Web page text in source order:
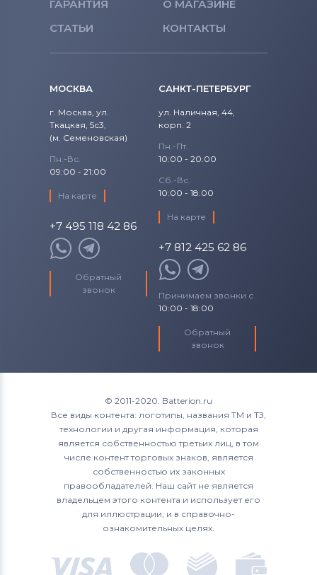
ГАРАНТИЯ
О МАГАЗИНЕ
СТАТЬИ
КОНТАКТЫ
МОСКВА
г. Москва, ул.
Ткацкая, 5с3,
(м. Семеновская)
Пн.-Вс.
09:00 - 21:00
На карте
+7 495 118 42 86
Обратный
звонок
САНКТ-ПЕТЕРБУРГ
ул. Наличная, 44,
корп. 2
Пн.-Пт.
10:00 - 20:00
Сб.-Вс.
10:00 - 18:00
На карте
+7 812 425 62 86
Принимаем звонки с
10:00 - 18:00
Обратный
звонок
© 2011-2020. Batterion.ru
Все виды контента: логотипы, названия ТМ и ТЗ,
технологии и другая информация, которая
является собственностью третьих лиц, в том
числе контент торговых знаков, является
собственностью их законных
правообладателей. Наш сайт не является
владельцем этого контента и использует его
для иллюстрации, и в справочно-
ознакомительных целях.